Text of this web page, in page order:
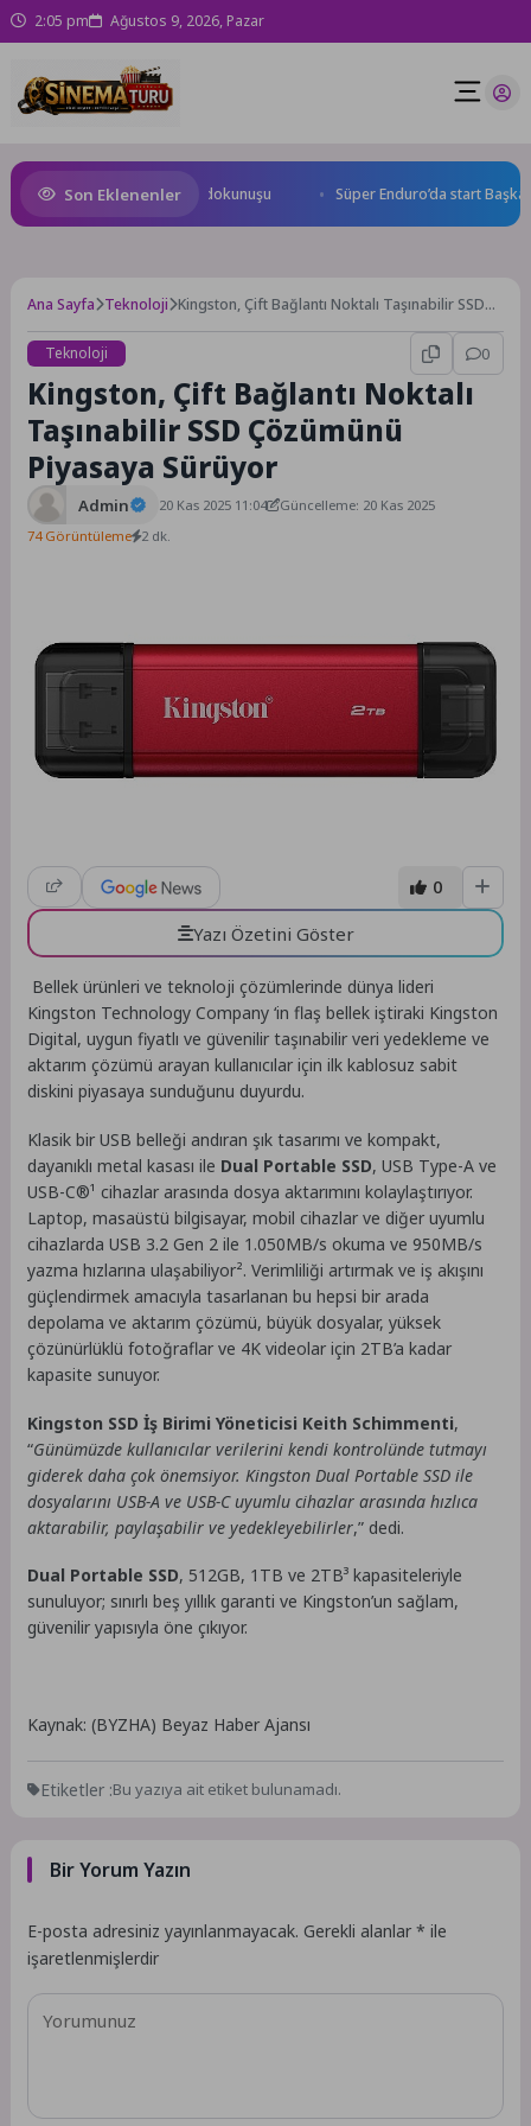
2:05 pm Ağustos 9, 2026, Pazar
Son Eklenenler
Caddesi’ne özel asfalt dokunuşu Süper Enduro’da start Başkan
Ana Sayfa Teknoloji Kingston, Çift Bağlantı Noktalı Taşınabilir SSD
Teknoloji
0
Kingston, Çift Bağlantı Noktalı
Taşınabilir SSD Çözümünü
Piyasaya Sürüyor
Admin 20 Kas 2025 11:04
Güncelleme: 20 Kas 2025
74 Görüntüleme 2 dk.
0
Yazı Özetini Göster
Bellek ürünleri ve teknoloji çözümlerinde dünya lideri
Kingston Technology Company ‘in flaş bellek iştiraki Kingston
Digital, uygun fiyatlı ve güvenilir taşınabilir veri yedekleme ve
aktarım çözümü arayan kullanıcılar için ilk kablosuz sabit
diskini piyasaya sunduğunu duyurdu.
Klasik bir USB belleği andıran şık tasarımı ve kompakt,
dayanıklı metal kasası ile Dual Portable SSD, USB Type-A ve
USB-C®¹ cihazlar arasında dosya aktarımını kolaylaştırıyor.
Laptop, masaüstü bilgisayar, mobil cihazlar ve diğer uyumlu
cihazlarda USB 3.2 Gen 2 ile 1.050MB/s okuma ve 950MB/s
yazma hızlarına ulaşabiliyor². Verimliliği artırmak ve iş akışını
güçlendirmek amacıyla tasarlanan bu hepsi bir arada
depolama ve aktarım çözümü, büyük dosyalar, yüksek
çözünürlüklü fotoğraflar ve 4K videolar için 2TB’a kadar
kapasite sunuyor.
Kingston SSD İş Birimi Yöneticisi Keith Schimmenti,
“Günümüzde kullanıcılar verilerini kendi kontrolünde tutmayı
giderek daha çok önemsiyor. Kingston Dual Portable SSD ile
dosyalarını USB-A ve USB-C uyumlu cihazlar arasında hızlıca
aktarabilir, paylaşabilir ve yedekleyebilirler,” dedi.
Dual Portable SSD, 512GB, 1TB ve 2TB³ kapasiteleriyle
sunuluyor; sınırlı beş yıllık garanti ve Kingston’un sağlam,
güvenilir yapısıyla öne çıkıyor.
Kaynak: (BYZHA) Beyaz Haber Ajansı
Etiketler :Bu yazıya ait etiket bulunamadı.
Bir Yorum Yazın
E-posta adresiniz yayınlanmayacak. Gerekli alanlar* ile
işaretlenmişlerdir